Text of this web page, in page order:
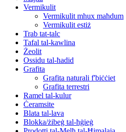
Vermikulit
Vermikulit mhux maħdum
Vermikulit estiż
Trab tat-talc
Tafal tal-kawlina
Żeolit
Ossidu tal-ħadid
Grafita
Grafita naturali f'biċċiet
Grafita terrestri
Ramel tal-kulur
Ċeramsite
Blata tal-lava
Blokka/żibeġ tal-ħġieġ